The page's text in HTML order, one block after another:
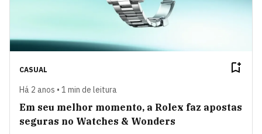
CASUAL
Há 2 anos • 1 min de leitura
Em seu melhor momento, a Rolex faz apostas
seguras no Watches & Wonders